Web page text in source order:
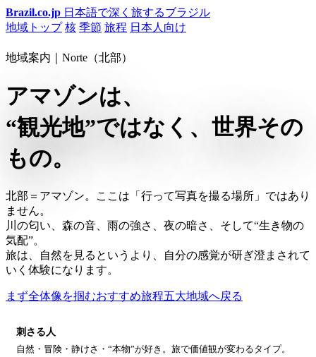
Brazil.co.jp 日本語で深く旅するブラジル
地域トップ 核 季節 旅程 日本人向け
地域案内｜Norte（北部）
アマゾンは、
“観光地”ではなく、世界その
もの。
北部＝アマゾン。ここは「行って写真を撮る場所」ではあり
ません。
川の匂い、森の音、雨の強さ、夜の暗さ、そして“生き物の
気配”。
旅は、自然を見るというより、自分の感覚が研ぎ澄まされて
いく体験になります。
まず全体像を掴むおすすめ旅程五大地域へ戻る
刺さる人
自然・冒険・静けさ・“本物”が好き。旅で価値観が変わるタイプ。